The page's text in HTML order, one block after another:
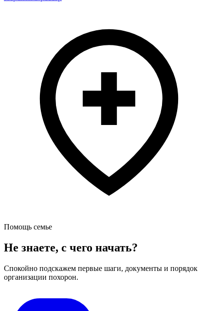
Помощь семье
Не знаете, с чего начать?
Спокойно подскажем первые шаги, документы и порядок
организации похорон.